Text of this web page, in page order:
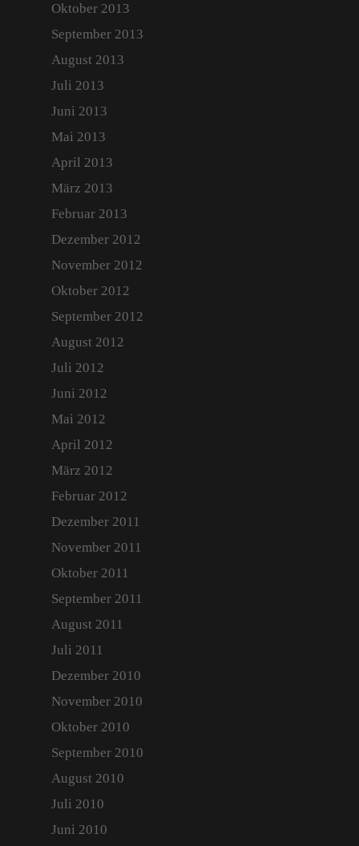
Oktober 2013
September 2013
August 2013
Juli 2013
Juni 2013
Mai 2013
April 2013
März 2013
Februar 2013
Dezember 2012
November 2012
Oktober 2012
September 2012
August 2012
Juli 2012
Juni 2012
Mai 2012
April 2012
März 2012
Februar 2012
Dezember 2011
November 2011
Oktober 2011
September 2011
August 2011
Juli 2011
Dezember 2010
November 2010
Oktober 2010
September 2010
August 2010
Juli 2010
Juni 2010